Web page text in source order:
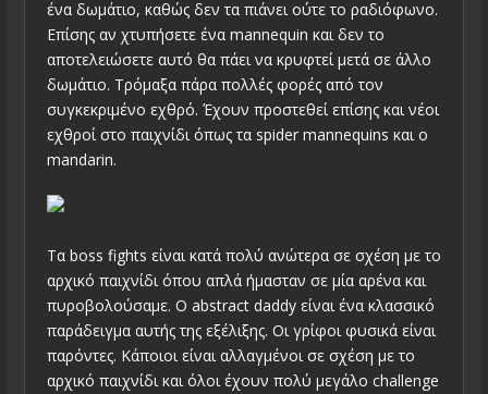
ένα δωμάτιο, καθώς δεν τα πιάνει ούτε το ραδιόφωνο.
Επίσης αν χτυπήσετε ένα mannequin και δεν το
αποτελειώσετε αυτό θα πάει να κρυφτεί μετά σε άλλο
δωμάτιο. Τρόμαξα πάρα πολλές φορές από τον
συγκεκριμένο εχθρό. Έχουν προστεθεί επίσης και νέοι
εχθροί στο παιχνίδι όπως τα spider mannequins και ο
mandarin.
Τα boss fights είναι κατά πολύ ανώτερα σε σχέση με το
αρχικό παιχνίδι όπου απλά ήμασταν σε μία αρένα και
πυροβολούσαμε. Ο abstract daddy είναι ένα κλασσικό
παράδειγμα αυτής της εξέλιξης. Οι γρίφοι φυσικά είναι
παρόντες. Κάποιοι είναι αλλαγμένοι σε σχέση με το
αρχικό παιχνίδι και όλοι έχουν πολύ μεγάλο challenge